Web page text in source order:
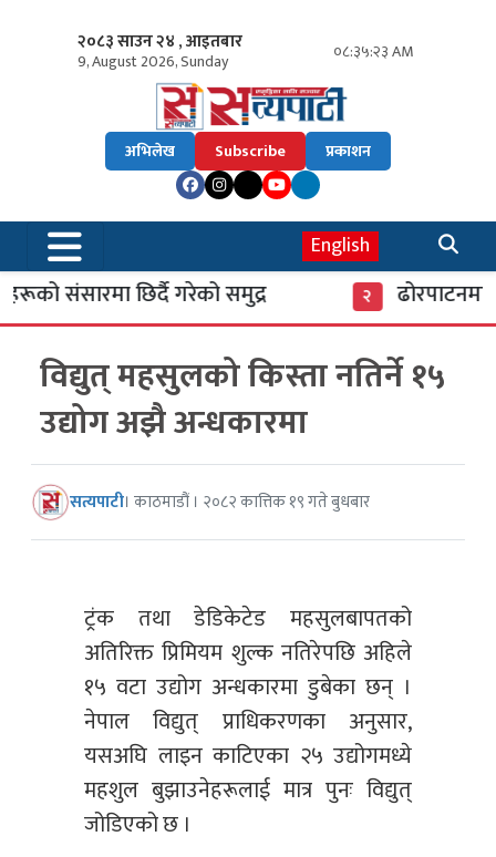
२०८३ साउन २४ , आइतबार
9, August 2026, Sunday ०८:३५:२४ AM
अभिलेख Subscribe प्रकाशन
English
संसारमा छिर्दै गरेको समुद्र ढोरपाटनमा
विद्युत् महसुलको किस्ता नतिर्ने १५
उद्योग अझै अन्धकारमा
सत्यपाटी। काठमाडौं । २०८२ कात्तिक १९ गते बुधबार
ट्रंक तथा डेडिकेटेड महसुलबापतको
अतिरिक्त प्रिमियम शुल्क नतिरेपछि अहिले
१५ वटा उद्योग अन्धकारमा डुबेका छन् ।
नेपाल विद्युत् प्राधिकरणका अनुसार,
यसअघि लाइन काटिएका २५ उद्योगमध्ये
महशुल बुझाउनेहरूलाई मात्र पुनः विद्युत्
जोडिएको छ ।